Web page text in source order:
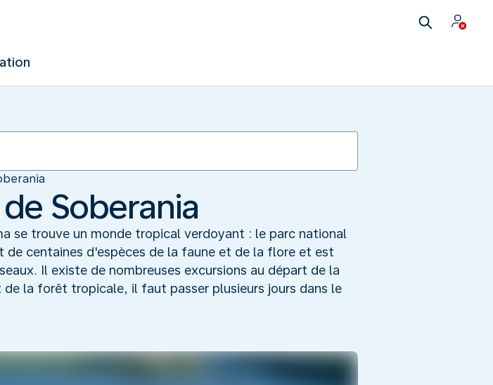
Soberania
se trouve un monde tropical verdoyant : le parc national
centaines d'espèces de la faune et de la flore et est
Il existe de nombreuses excursions au départ de la
la forêt tropicale, il faut passer plusieurs jours dans le